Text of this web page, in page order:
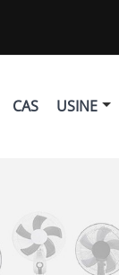
CAS USINE